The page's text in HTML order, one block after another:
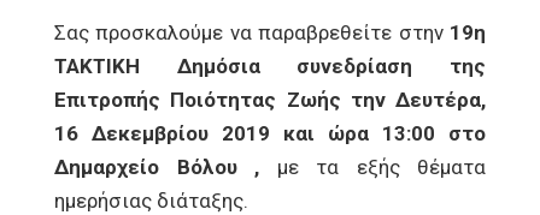
Σας προσκαλούμε να παραβρεθείτε στην 19η
ΤΑΚΤΙΚΗ Δημόσια συνεδρίαση της
Επιτροπής Ποιότητας Ζωής την Δευτέρα,
16 Δεκεμβρίου 2019 και ώρα 13:00 στο
Δημαρχείο Βόλου , με τα εξής θέματα
ημερήσιας διάταξης.